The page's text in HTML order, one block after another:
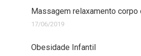
Massagem relaxamento corpo
17/06/2019
Obesidade Infantil